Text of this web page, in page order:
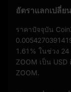
อัตราแลกเปลี่ย
ราคาปัจจุบัน
1.61% ในช่วง
ZOOM เป็น USD
ZOOM.